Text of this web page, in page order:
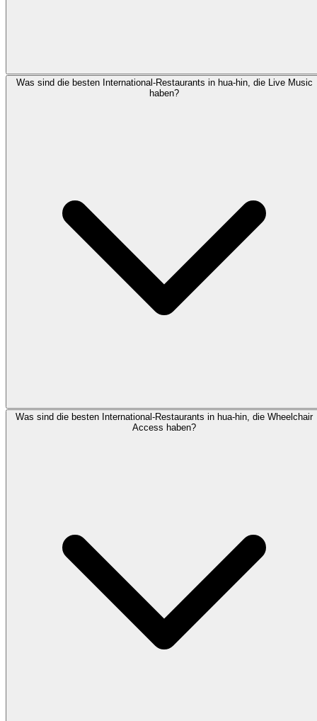
Was sind die besten International-Restaurants in hua-hin, die Live Music
haben?
Was sind die besten International-Restaurants in hua-hin, die Wheelchair
Access haben?